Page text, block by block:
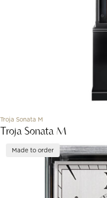
Troja Sonata M
Troja Sonata M
Made to order